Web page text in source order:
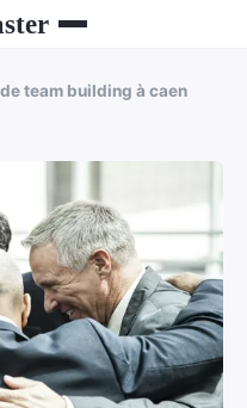
team building à caen